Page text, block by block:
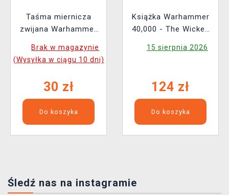
Taśma miernicza
zwijana Warhammer
Brak w magazynie
(Wysyłka w ciągu 10 dni)
30 zł
Do koszyka
Książka Warhammer
40,000 - The Wicked
15 sierpnia 2026
124 zł
Do koszyka
Śledź nas na instagramie